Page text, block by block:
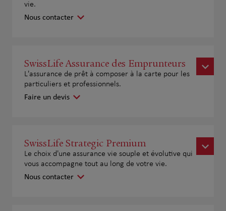
vie.
Nous contacter
SwissLife Assurance des Emprunteurs
L'assurance de prêt à composer à la carte pour les
particuliers et professionnels.
Faire un devis
SwissLife Strategic Premium
Le choix d'une assurance vie souple et évolutive qui
vous accompagne tout au long de votre vie.
Nous contacter